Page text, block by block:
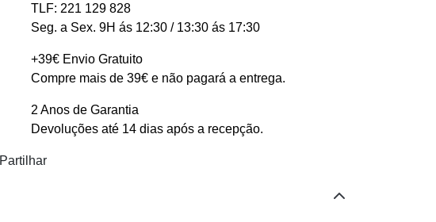
TLF: 221 129 828
Seg. a Sex. 9H ás 12:30 / 13:30 ás 17:30
+39€ Envio Gratuito
Compre mais de 39€ e não pagará a entrega.
2 Anos de Garantia
Devoluções até 14 dias após a recepção.
Partilhar